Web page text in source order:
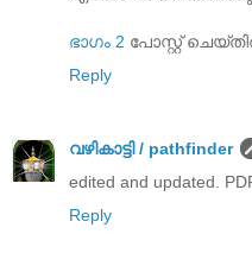
ഭാഗം 2 പോസ്റ്റ്
Reply
വഴികാട്ടി / pathfinder
edited and updated.
Reply